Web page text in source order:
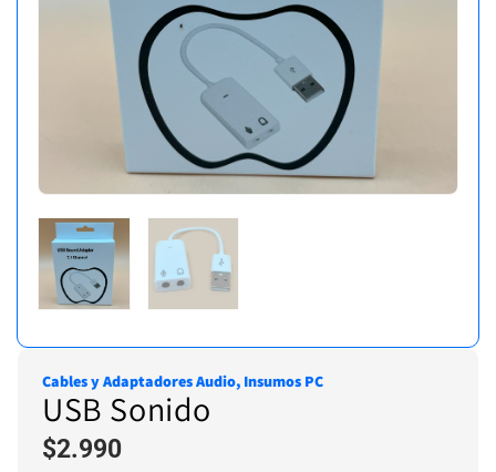
Cables y Adaptadores Audio, Insumos PC
USB Sonido
$2.990